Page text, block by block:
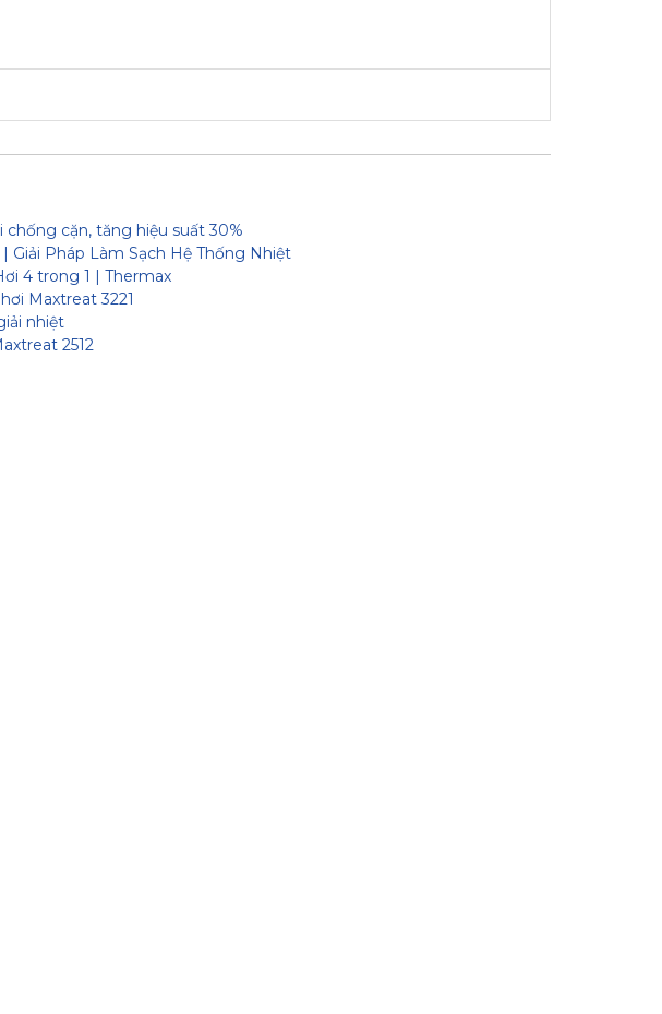
chống cặn, tăng hiệu suất 30%
Giải Pháp Làm Sạch Hệ Thống Nhiệt
4 trong 1 | Thermax
Maxtreat 3221
nhiệt
2512